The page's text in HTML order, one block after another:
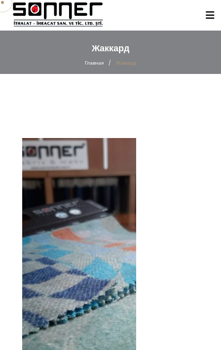
Жаккард
Главная / Жаккард